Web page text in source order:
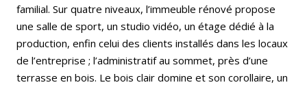
familial. Sur quatre niveaux, l’immeuble rénové propose
une salle de sport, un studio vidéo, un étage dédié à la
production, enfin celui des clients installés dans les locaux
de l’entreprise ; l’administratif au sommet, près d’une
terrasse en bois. Le bois clair domine et son corollaire, un